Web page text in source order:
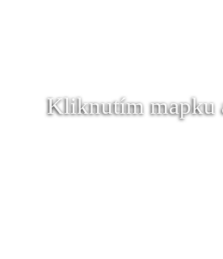
Kliknutím mapku